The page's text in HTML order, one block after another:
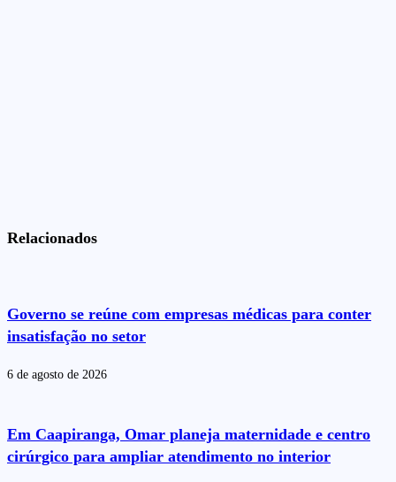
Relacionados
Governo se reúne com empresas médicas para conter
insatisfação no setor
6 de agosto de 2026
Em Caapiranga, Omar planeja maternidade e centro
cirúrgico para ampliar atendimento no interior